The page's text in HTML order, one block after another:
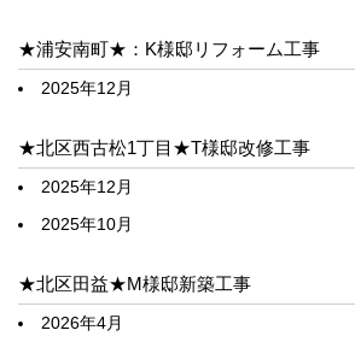
★浦安南町★：K様邸リフォーム工事
2025年12月
★北区西古松1丁目★T様邸改修工事
2025年12月
2025年10月
★北区田益★M様邸新築工事
2026年4月